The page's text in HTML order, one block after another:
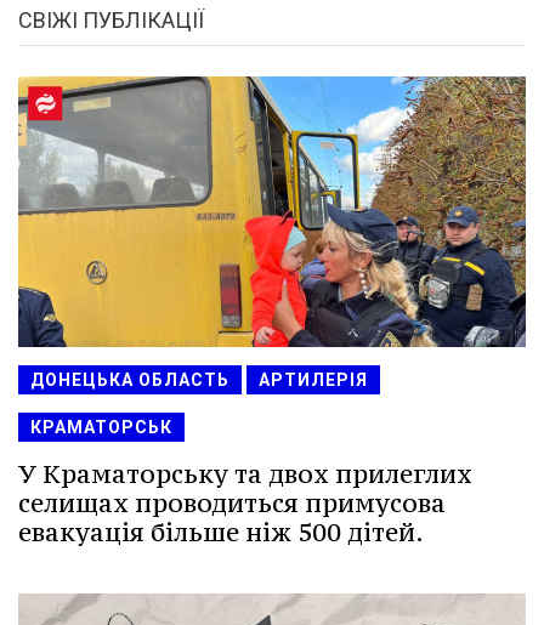
СВІЖІ ПУБЛІКАЦІЇ
ДОНЕЦЬКА ОБЛАСТЬ АРТИЛЕРІЯ
КРАМАТОРСЬК
У Краматорську та двох прилеглих
селищах проводиться примусова
евакуація більше ніж 500 дітей.